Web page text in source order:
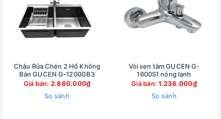
Chậu Rửa Chén 2 Hố Không
Bàn GUCEN G-1200GB3
Giá bán: 2.860.000₫
So sánh
Vòi sen tắm GUCEN G-
1600S1 nóng lạnh
Giá bán:1.236.000₫
So sánh